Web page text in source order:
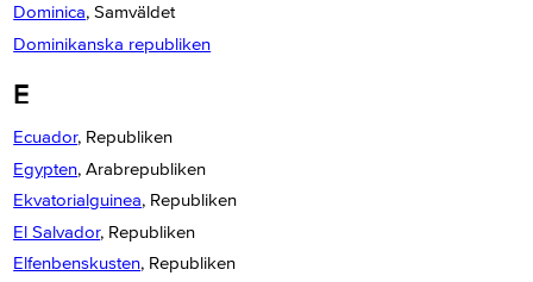
Dominica, Samväldet
Dominikanska republiken
E
Ecuador, Republiken
Egypten, Arabrepubliken
Ekvatorialguinea, Republiken
El Salvador, Republiken
Elfenbenskusten, Republiken